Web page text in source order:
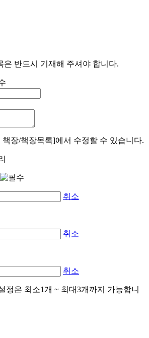
은 반드시 기재해 주셔야 합니다.
책장/책장목록]에서 수정할 수 있습니다.
취소
취소
취소
정은 최소1개 ~ 최대3개까지 가능합니